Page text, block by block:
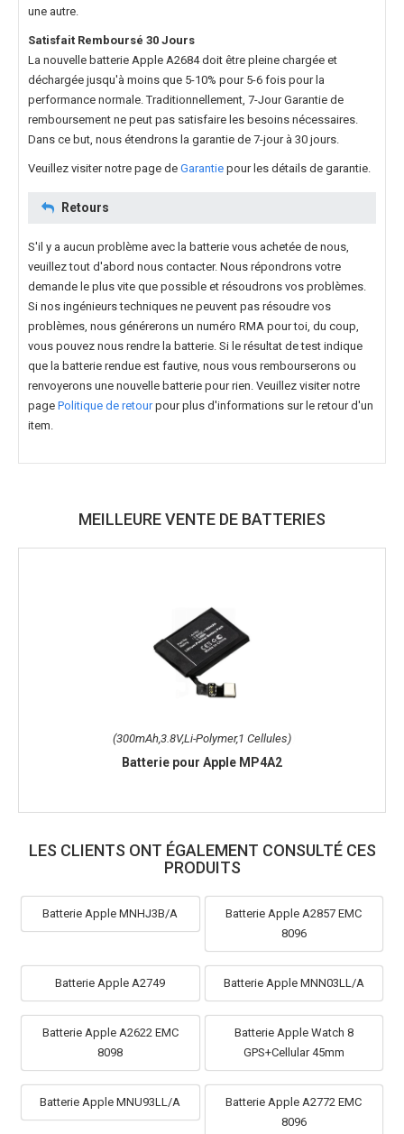
une autre.
Satisfait Remboursé 30 Jours
La nouvelle batterie Apple A2684doit être pleine chargée et
déchargée jusqu'à moins que 5-10% pour 5-6 fois pour la
performance normale. Traditionnellement, 7-Jour Garantie de
remboursement ne peut pas satisfaire les besoins nécessaires.
Dans ce but, nous étendrons la garantie de 7-jour à 30 jours.
Veuillez visiter notre page de Garantie pour les détails de garantie.
Retours
S'il y a aucun problème avec la batterie vous achetée de nous,
veuillez tout d'abord nous contacter. Nous répondrons votre
demande le plus vite que possible et résoudrons vos problèmes.
Si nos ingénieurs techniques ne peuvent pas résoudre vos
problèmes, nous générerons un numéro RMA pour toi, du coup,
vous pouvez nous rendre la batterie. Si le résultat de test indique
que la batterie rendue est fautive, nous vous rembourserons ou
renvoyerons une nouvelle batterie pour rien. Veuillez visiter notre
page Politique de retourpour plus d'informations sur le retour d'un
item.
MEILLEURE VENTE DE BATTERIES
(300mAh,3.8V,Li-Polymer,1 Cellules)
Batterie pour Apple MP4A2
LES CLIENTS ONT ÉGALEMENT CONSULTÉ CES
PRODUITS
Batterie Apple MNHJ3B/A
Batterie Apple A2857 EMC
8096
Batterie Apple A2749 Batterie Apple MNN03LL/A
Batterie Apple A2622 EMC
8098
Batterie Apple Watch 8
GPS+Cellular 45mm
Batterie Apple MNU93LL/A
Batterie Apple A2772 EMC
8096